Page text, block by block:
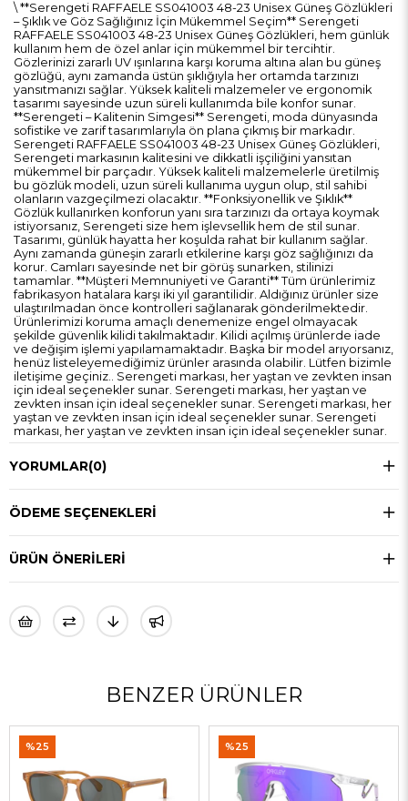
\ **Serengeti RAFFAELE SS041003 48-23 Unisex Güneş Gözlükleri
– Şıklık ve Göz Sağlığınız İçin Mükemmel Seçim** Serengeti
RAFFAELE SS041003 48-23 Unisex Güneş Gözlükleri, hem günlük
kullanım hem de özel anlar için mükemmel bir tercihtir.
Gözlerinizi zararlı UV ışınlarına karşı koruma altına alan bu güneş
gözlüğü, aynı zamanda üstün şıklığıyla her ortamda tarzınızı
yansıtmanızı sağlar. Yüksek kaliteli malzemeler ve ergonomik
tasarımı sayesinde uzun süreli kullanımda bile konfor sunar.
**Serengeti – Kalitenin Simgesi** Serengeti, moda dünyasında
sofistike ve zarif tasarımlarıyla ön plana çıkmış bir markadır.
Serengeti RAFFAELE SS041003 48-23 Unisex Güneş Gözlükleri,
Serengeti markasının kalitesini ve dikkatli işçiliğini yansıtan
mükemmel bir parçadır. Yüksek kaliteli malzemelerle üretilmiş
bu gözlük modeli, uzun süreli kullanıma uygun olup, stil sahibi
olanların vazgeçilmezi olacaktır. **Fonksiyonellik ve Şıklık**
Gözlük kullanırken konforun yanı sıra tarzınızı da ortaya koymak
istiyorsanız, Serengeti size hem işlevsellik hem de stil sunar.
Tasarımı, günlük hayatta her koşulda rahat bir kullanım sağlar.
Aynı zamanda güneşin zararlı etkilerine karşı göz sağlığınızı da
korur. Camları sayesinde net bir görüş sunarken, stilinizi
tamamlar. **Müşteri Memnuniyeti ve Garanti** Tüm ürünlerimiz
fabrikasyon hatalara karşı iki yıl garantilidir. Aldığınız ürünler size
ulaştırılmadan önce kontrolleri sağlanarak gönderilmektedir.
Ürünlerimizi koruma amaçlı denemenize engel olmayacak
şekilde güvenlik kilidi takılmaktadır. Kilidi açılmış ürünlerde iade
ve değişim işlemi yapılamamaktadır. Başka bir model arıyorsanız,
henüz listeleyemediğimiz ürünler arasında olabilir. Lütfen bizimle
iletişime geçiniz.. Serengeti markası, her yaştan ve zevkten insan
için ideal seçenekler sunar. Serengeti markası, her yaştan ve
zevkten insan için ideal seçenekler sunar. Serengeti markası, her
yaştan ve zevkten insan için ideal seçenekler sunar. Serengeti
markası, her yaştan ve zevkten insan için ideal seçenekler sunar.
YORUMLAR(0)
ÖDEME SEÇENEKLERI
ÜRÜN ÖNERILERI
BENZER ÜRÜNLER
%25 %25